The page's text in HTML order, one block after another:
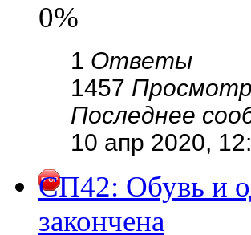
0%
1 Ответы
1457
Последнее
10 апр 2020,
СП42: Обувь и
закончена